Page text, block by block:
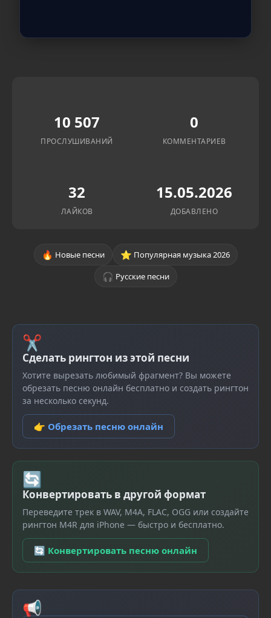
10 507
ПРОСЛУШИВАНИЙ
0
КОММЕНТАРИЕВ
32
ЛАЙКОВ
15.05.2026
ДОБАВЛЕНО
🔥 Новые песни ⭐ Популярная музыка 2026
🎧 Русские песни
✂
Сделать рингтон из этой песни
Хотите вырезать любимый фрагмент? Вы можете
обрезать песню онлайн бесплатно и создать рингтон
за несколько секунд.
👉 Обрезать песню онлайн
🔄
Конвертировать в другой формат
Переведите трек в WAV, M4A, FLAC, OGG или создайте
рингтон M4R для iPhone — быстро и бесплатно.
🔄 Конвертировать песню онлайн
📢